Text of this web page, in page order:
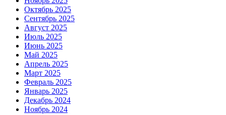
Октябрь 2025
Сентябрь 2025
Август 2025
Июль 2025
Июнь 2025
Май 2025
Апрель 2025
Март 2025
Февраль 2025
Январь 2025
Декабрь 2024
Ноябрь 2024